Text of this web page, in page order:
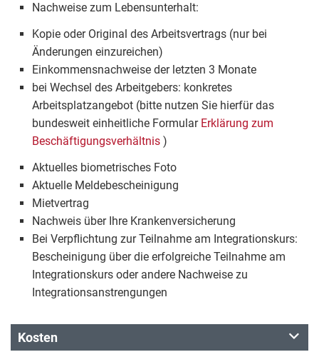
Nachweise zum Lebensunterhalt:
Kopie oder Original des Arbeitsvertrags (nur bei
Änderungen einzureichen)
Einkommensnachweise der letzten 3 Monate
bei Wechsel des Arbeitgebers: konkretes
Arbeitsplatzangebot (bitte nutzen Sie hierfür das
bundesweit einheitliche Formular Erklärung zum
Beschäftigungsverhältnis )
Aktuelles biometrisches Foto
Aktuelle Meldebescheinigung
Mietvertrag
Nachweis über Ihre Krankenversicherung
Bei Verpflichtung zur Teilnahme am Integrationskurs:
Bescheinigung über die erfolgreiche Teilnahme am
Integrationskurs oder andere Nachweise zu
Integrationsanstrengungen
Kosten